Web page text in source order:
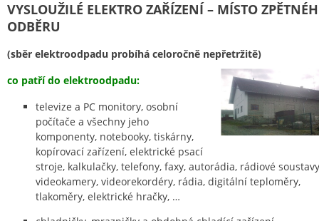
VYSLOUŽILÉ ELEKTRO ZAŘÍZENÍ – MÍSTO
ODBĚRU
(sběr elektroodpadu probíhá celoročně nepřetržitě)
co patří do elektroodpadu:
televize a PC monitory, osobní
počítače a všechny jeho
komponenty, notebooky, tiskárny,
kopírovací zařízení, elektrické psací
stroje, kalkulačky, telefony, faxy, autorádia, rádiové
videokamery, videorekordéry, rádia, digitální teploměry,
tlakoměry, elektrické hračky, …